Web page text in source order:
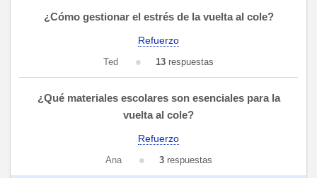
¿Cómo gestionar el estrés de la vuelta al cole?
Refuerzo
Ted 13 respuestas
¿Qué materiales escolares son esenciales para la
vuelta al cole?
Refuerzo
Ana 3respuestas